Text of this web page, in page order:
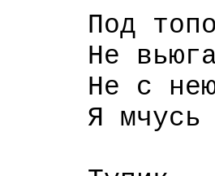
Под
Не вьюга
Не с нею
Я мчусь